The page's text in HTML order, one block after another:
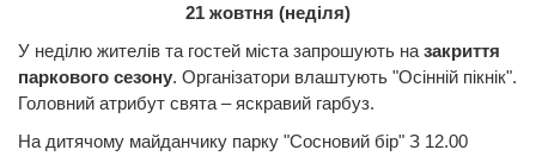
21 жовтня (неділя)
У неділю жителів та гостей міста запрошують на закриття
паркового сезону. Організатори влаштують "Осінній пікнік".
Головний атрибут свята – яскравий гарбуз.
На дитячому майданчику парку "Сосновий бір" З 12.00